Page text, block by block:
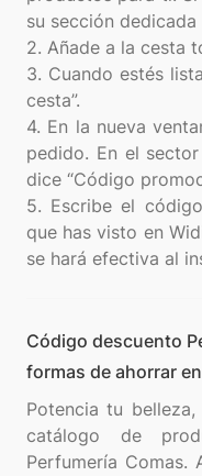
su sección dedicada
2. Añade a la cesta
3. Cuando estés
cesta”.
4. En la nueva
pedido. En el
dice “Código
5. Escribe el
que has visto en
Código descuento
formas de ahorrar
Potencia tu
catálogo de
Perfumería Comas.